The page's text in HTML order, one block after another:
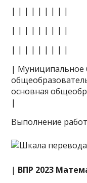
| | | | | | | | |
| | | | | | | | |
| | | | | | | | |
| Муниципальное
основная
|
Выполнение
| ВПР 2023